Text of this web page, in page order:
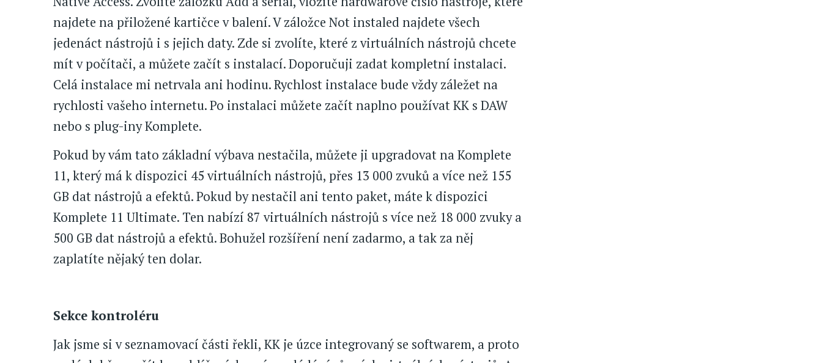
najdete na přiložené kartičce v balení. V záložce Not instaled najdete všech
jedenáct nástrojů i s jejich daty. Zde si zvolíte, které z virtuálních nástrojů chcete
mít v počítači, a můžete začít s instalací. Doporučuji zadat kompletní instalaci.
Celá instalace mi netrvala ani hodinu. Rychlost instalace bude vždy záležet na
rychlosti vašeho internetu. Po instalaci můžete začít naplno používat KK s DAW
nebo s plug-iny Komplete.
Pokud by vám tato základní výbava nestačila, můžete ji upgradovat na Komplete
11, který má k dispozici 45 virtuálních nástrojů, přes 13 000 zvuků a více než 155
GB dat nástrojů a efektů. Pokud by nestačil ani tento paket, máte k dispozici
Komplete 11 Ultimate. Ten nabízí 87 virtuálních nástrojů s více než 18 000 zvuky a
500 GB dat nástrojů a efektů. Bohužel rozšíření není zadarmo, a tak za něj
zaplatíte nějaký ten dolar.
Sekce kontroléru
Jak jsme si v seznamovací části řekli, KK je úzce integrovaný se softwarem, a proto